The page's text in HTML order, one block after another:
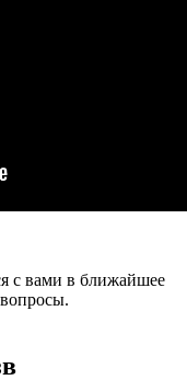
с вами в ближайшее